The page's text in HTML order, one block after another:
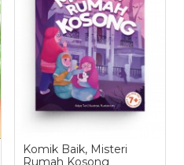
Komik Baik, Misteri
Rumah Kosong